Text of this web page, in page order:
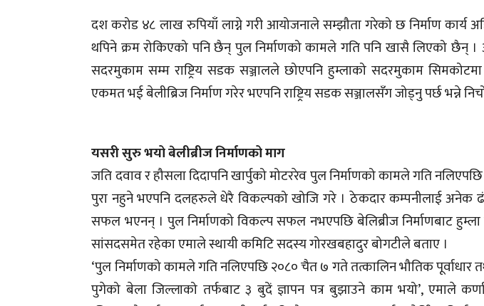
दश करोड ४८ लाख रुपियाँ लाग्ने गरी आयोजनाले सम्झौता गरेको छ निर्माण कार्य
थपिने क्रम रोकिएको पनि छैन् पुल निर्माणको कामले गति पनि खासै लिएको छैन्
सदरमुकाम सम्म राष्ट्रिय सडक सञ्जालले छोएपनि हुम्लाको सदरमुकाम
एकमत भई बेलीब्रिज निर्माण गरेर भएपनि राष्ट्रिय सडक सञ्जालसँग जोड्नु पर्छ भन्ने
यसरी सुरु भयो बेलीब्रीज निर्माणको माग
जति दवाव र हौसला दिदापनि खार्पुको मोटररेव पुल निर्माणको कामले गति
पुरा नहुने भएपनि दलहरुले धेरै विकल्पको खोजि गरे । ठेकदार कम्पनीलाई अनेक
सफल भएनन् । पुल निर्माणको विकल्प सफल नभएपछि बेलिब्रीज निर्माणबाट
सांसदसमेत रहेका एमाले स्थायी कमिटि सदस्य गोरखबहादुर बोगटीले बताए ।
‘पुल निर्माणको कामले गति नलिएपछि २०८० चैत ७ गते तत्कालिन भौतिक पूर्वाधार
पुगेको बेला जिल्लाको तर्फबाट ३ बुदें ज्ञापन पत्र बुझाउने काम भयो’, एमाले